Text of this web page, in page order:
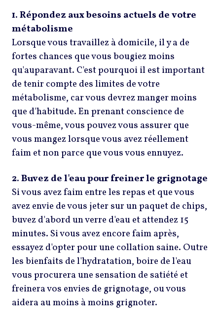
1. Répondez aux besoins actuels de votre
métabolisme
Lorsque vous travaillez à domicile, il y a de
fortes chances que vous bougiez moins
qu'auparavant. C'est pourquoi il est important
de tenir compte des limites de votre
métabolisme, car vous devrez manger moins
que d'habitude. En prenant conscience de
vous-même, vous pouvez vous assurer que
vous mangez lorsque vous avez réellement
faim et non parce que vous vous ennuyez.
2. Buvez de l'eau pour freiner le grignotage
Si vous avez faim entre les repas et que vous
avez envie de vous jeter sur un paquet de chips,
buvez d'abord un verre d'eau et attendez 15
minutes. Si vous avez encore faim après,
essayez d'opter pour une collation saine. Outre
les bienfaits de l'hydratation, boire de l'eau
vous procurera une sensation de satiété et
freinera vos envies de grignotage, ou vous
aidera au moins à moins grignoter.